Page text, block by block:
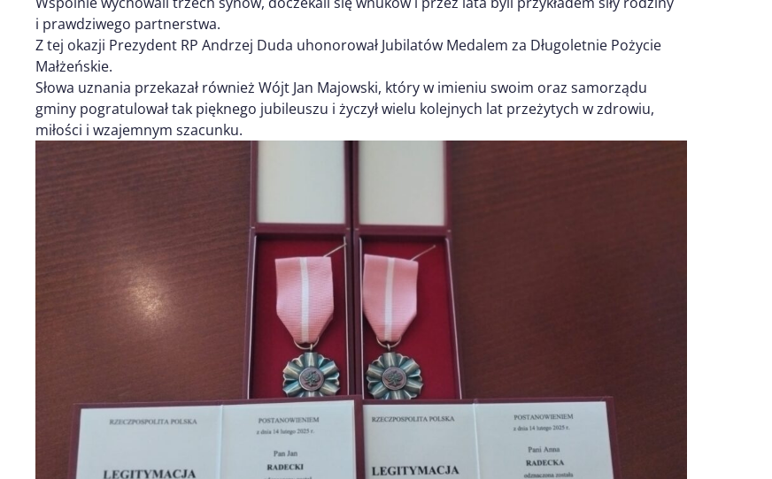
i prawdziwego partnerstwa.
Z tej okazji Prezydent RP Andrzej Duda uhonorował Jubilatów Medalem za Długoletnie Pożycie
Małżeńskie.
Słowa uznania przekazał również Wójt Jan Majowski, który w imieniu swoim oraz samorządu
gminy pogratulował tak pięknego jubileuszu i życzył wielu kolejnych lat przeżytych w zdrowiu,
miłości i wzajemnym szacunku.